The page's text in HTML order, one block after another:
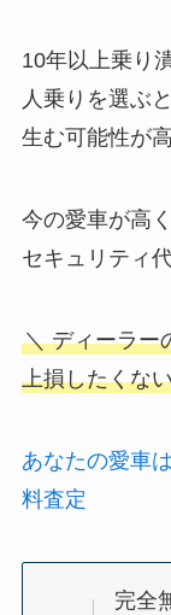
10年以上乗り
人乗りを選ぶ
生む可能性が
今の愛車が高
セキュリティ
＼ ディーラー
上損したくな
あなたの愛車
料査定
完全